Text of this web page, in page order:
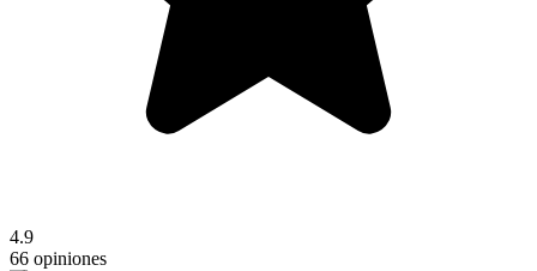
4.9
66 opiniones